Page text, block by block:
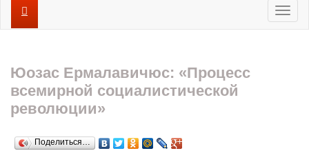
Юозас Ермалавичюс: «Процесс
всемирной социалистической
революции»
Поделиться…